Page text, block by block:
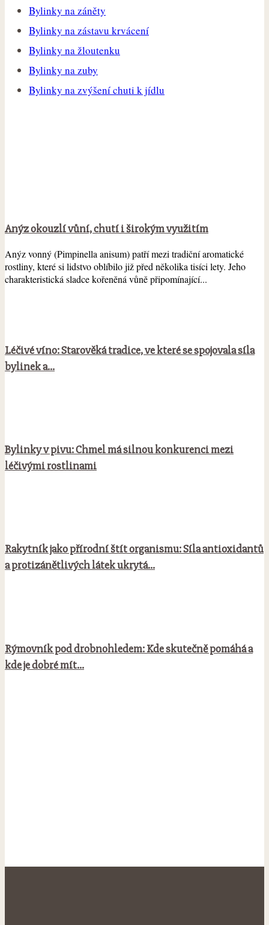
Bylinky na záněty
Bylinky na zástavu krvácení
Bylinky na žloutenku
Bylinky na zuby
Bylinky na zvýšení chuti k jídlu
Anýz okouzlí vůní, chutí i širokým využitím
Anýz vonný (Pimpinella anisum) patří mezi tradiční aromatické
rostliny, které si lidstvo oblíbilo již před několika tisíci lety. Jeho
charakteristická sladce kořeněná vůně připomínající...
Léčivé víno: Starověká tradice, ve které se spojovala síla
bylinek a...
Bylinky v pivu: Chmel má silnou konkurenci mezi
léčivými rostlinami
Rakytník jako přírodní štít organismu: Síla antioxidantů
a protizánětlivých látek ukrytá...
Rýmovník pod drobnohledem: Kde skutečně pomáhá a
kde je dobré mít...